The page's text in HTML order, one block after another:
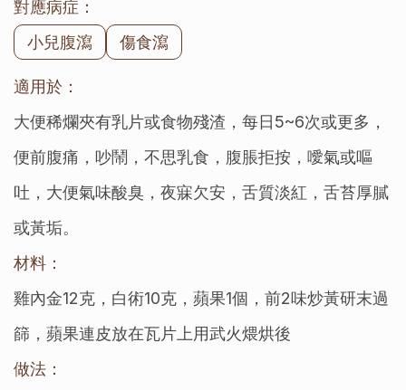
對應病症：
小兒腹瀉
傷食瀉
適用於：
大便稀爛夾有乳片或食物殘渣，每日5~6次或更多，
便前腹痛，吵鬧，不思乳食，腹脹拒按，噯氣或嘔
吐，大便氣味酸臭，夜寐欠安，舌質淡紅，舌苔厚膩
或黃垢。
材料：
雞內金12克，白術10克，蘋果1個，前2味炒黃研末過
篩，蘋果連皮放在瓦片上用武火煨烘後
做法：